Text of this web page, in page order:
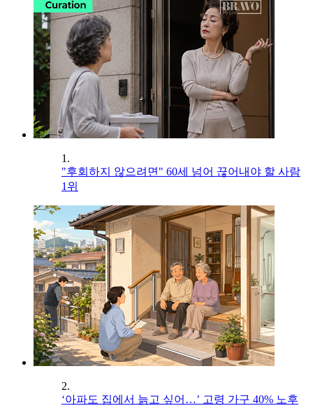
1.
"후회하지 않으려면" 60세 넘어 끊어내야 할 사람
1위
2.
‘아파도 집에서 늙고 싶어…’ 고령 가구 40% 노후